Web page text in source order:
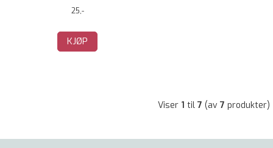
25,-
KJØP
Viser 1 til 7 (av 7 produkter)